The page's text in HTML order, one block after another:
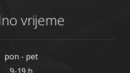
vrijeme
pon - pet